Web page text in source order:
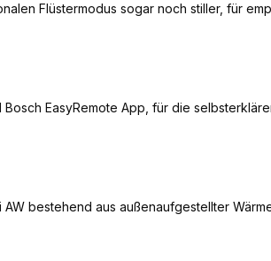
Flüstermodus sogar noch stiller, für
EasyRemote App, für die
bestehend aus außenaufgestellter